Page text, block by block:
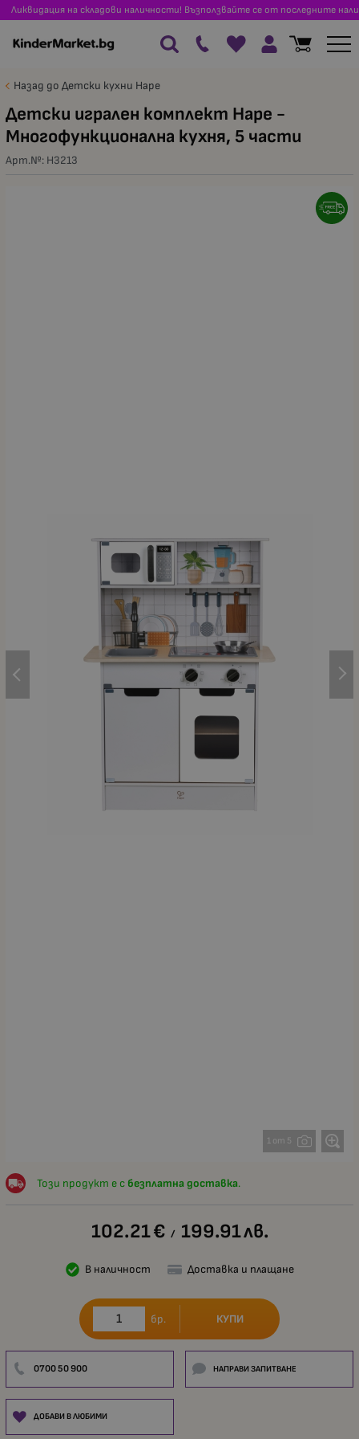
Ликвидация на складови наличности! Възползвайте се от последните
Назад до Детски кухни Hape
Детски игрален комплект Hape -
Многофункционална кухня, 5 части
Арт.№: H3213
1 от 5
Този продукт е с безплатна доставка.
102.21€ / 199.91лв.
В наличност Доставка и плащане
бр. КУПИ
0700 50 900 НАПРАВИ ЗАПИТВАНЕ
ДОБАВИ В ЛЮБИМИ